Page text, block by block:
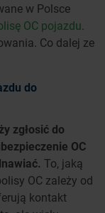
w Polsce
OC pojazdu.
Co dalej ze
do
zgłosić do
OC
To, jaką
OC zależy od
kontakt